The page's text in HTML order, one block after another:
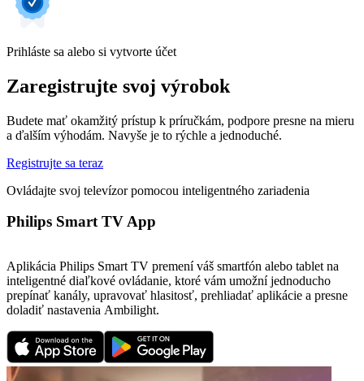
Prihláste sa alebo si vytvorte účet
Zaregistrujte svoj výrobok
Budete mať okamžitý prístup k príručkám, podpore presne na mieru
a ďalším výhodám. Navyše je to rýchle a jednoduché.
Registrujte sa teraz
Ovládajte svoj televízor pomocou inteligentného zariadenia
Philips Smart TV App
Aplikácia Philips Smart TV premení váš smartfón alebo tablet na
inteligentné diaľkové ovládanie, ktoré vám umožní jednoducho
prepínať kanály, upravovať hlasitosť, prehliadať aplikácie a presne
doladiť nastavenia Ambilight.